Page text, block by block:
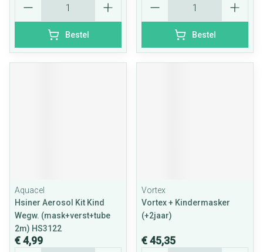
Bestel Bestel
Aquacel
Hsiner Aerosol Kit Kind
Wegw. (mask+verst+tube
2m) HS3122
€ 4,99
Vortex
Vortex + Kindermasker
(+2jaar)
€ 45,35